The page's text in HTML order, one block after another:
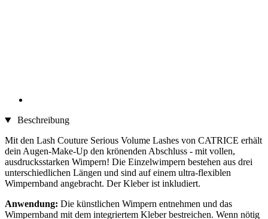
Beschreibung
Mit den Lash Couture Serious Volume Lashes von CATRICE erhält
dein Augen-Make-Up den krönenden Abschluss - mit vollen,
ausdrucksstarken Wimpern! Die Einzelwimpern bestehen aus drei
unterschiedlichen Längen und sind auf einem ultra-flexiblen
Wimpernband angebracht. Der Kleber ist inkludiert.
Anwendung: Die künstlichen Wimpern entnehmen und das
Wimpernband mit dem integriertem Kleber bestreichen. Wenn nötig